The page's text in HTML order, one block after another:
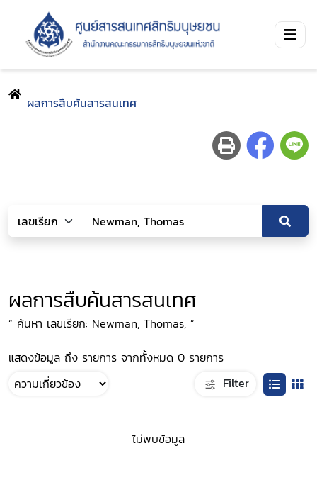
ผลการสืบค้นสารสนเทศ
ผลการสืบค้นสารสนเทศ
“ ค้นหา เลขเรียก: Newman, Thomas, ”
แสดงข้อมูล ถึง รายการ จากทั้งหมด 0 รายการ
Filter
ไม่พบข้อมูล